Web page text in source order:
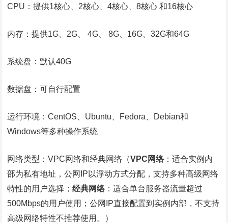
CPU：提供1核心、2核心、4核心、8核心 和16核心
内存：提供1G、2G、 4G、 8G、16G、32G和64G
系统盘：默认40G
数据盘：可自行配置
运行环境：CentOS、Ubuntu、Fedora、Debian和
Windows等多种操作系统
网络类型：VPC网络和经典网络（VPC网络：适合实例内
部为私有地址，公网IP以浮动方式分配，支持多种高级网络
特性的用户选择；经典网络：适合单台服务器流量超过
500Mbps的用户使用；公网IP直接配置到实例内部，不支持
高级网络特性不推荐使用。）